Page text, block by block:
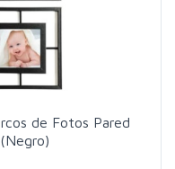
de Fotos Pared